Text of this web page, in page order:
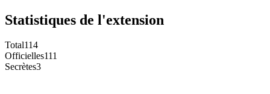
Statistiques de l'extension
Total114
Officielles111
Secrètes3